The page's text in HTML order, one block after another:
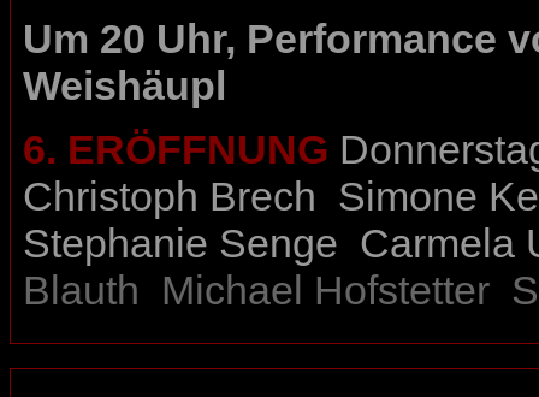
Um 20 Uhr, Performance
Weishäupl
6. ERÖFFNUNG
Christoph Brech Simone
Stephanie Senge Carmela
Blauth
Michael Hofstetter